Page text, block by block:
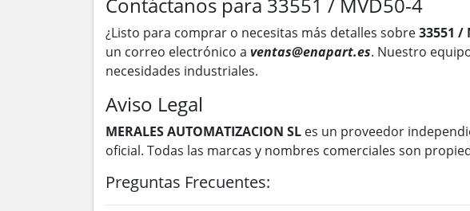
¿Listo para comprar o necesitas más detalles sobre33551 /
un correo electrónico a ventas@enapart.es. Nuestro
necesidades industriales.
Aviso Legal
MERALES AUTOMATIZACION SL es un proveedor
oficial. Todas las marcas y nombres comerciales son
Preguntas Frecuentes: